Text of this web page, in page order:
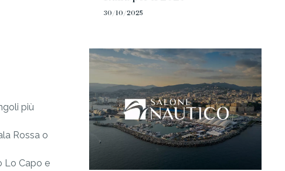
più
Rossa o
Lo Capo e
30/10/2025